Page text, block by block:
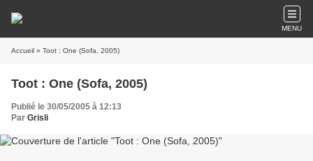
MENU
Accueil » Toot : One (Sofa, 2005)
Toot : One (Sofa, 2005)
Publié le 30/05/2005 à 12:13
Par Grisli